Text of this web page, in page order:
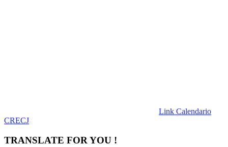
Link Calendario
CRECJ
TRANSLATE FOR YOU !